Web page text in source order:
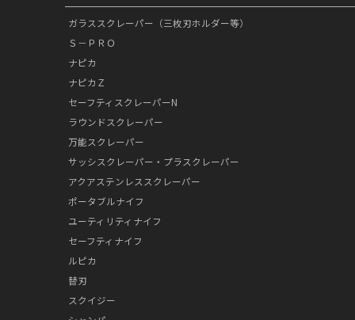
ガラススクレーパー（三枚刃ホルダー等）
Ｓ－ＰＲＯ
ナピカ
ナピカＺ
セーフティスクレーパーN
ラウンドスクレーパー
万能スクレーパー
サッシスクレーパー・プラスクレーパー
アクアステンレススクレーパー
ポータブルナイフ
ユーティリティナイフ
セーフティナイフ
ルピカ
替刃
スクイジー